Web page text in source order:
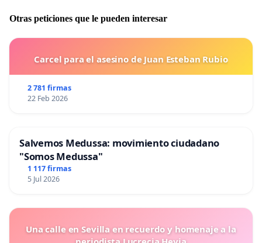
Otras peticiones que le pueden interesar
Carcel para el asesino de Juan Esteban Rubio
2 781 firmas
22 Feb 2026
Salvemos Medussa: movimiento ciudadano
"Somos Medussa"
1 117 firmas
5 Jul 2026
Una calle en Sevilla en recuerdo y homenaje a la